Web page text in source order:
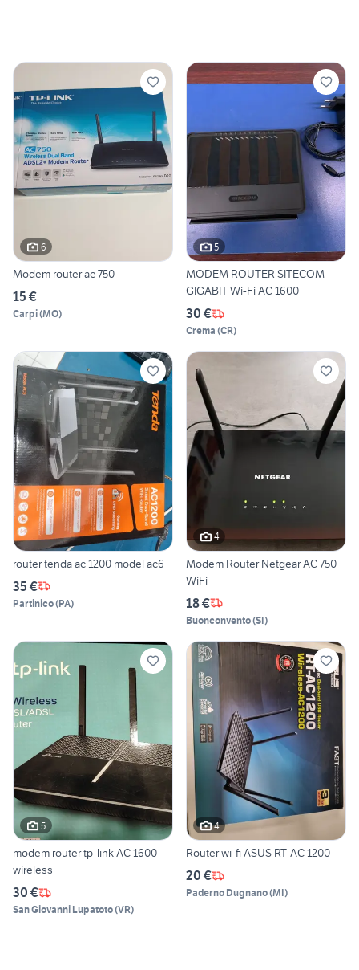
6
Modem router ac 750
15 €
Carpi(MO)
5
MODEM ROUTER SITECOM
GIGABIT Wi-Fi AC 1600
30 €
Crema (CR)
router tenda ac 1200 model ac6
35 €
Partinico(PA)
4
Modem Router Netgear AC 750
WiFi
18 €
Buonconvento(SI)
5
modem router tp-link AC 1600
wireless
30 €
San Giovanni Lupatoto(VR)
4
Router wi-fi ASUS RT-AC 1200
20 €
Paderno Dugnano(MI)